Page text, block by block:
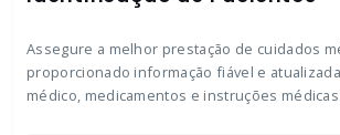
Assegure a melhor prestação de cuidados
proporcionado informação fiável e
médico, medicamentos e instruções